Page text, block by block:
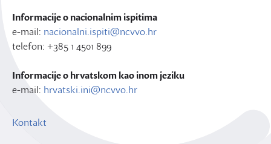
Informacije o nacionalnim ispitima
e-mail: nacionalni.ispiti@ncvvo.hr
telefon: +385 1 4501 899
Informacije o hrvatskom kao inom jeziku
e-mail: hrvatski.ini@ncvvo.hr
Kontakt